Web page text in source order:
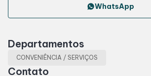
Lojas e Restaurantes
WhatsApp
Departamentos
CONVENIÊNCIA / SERVIÇOS
Contato